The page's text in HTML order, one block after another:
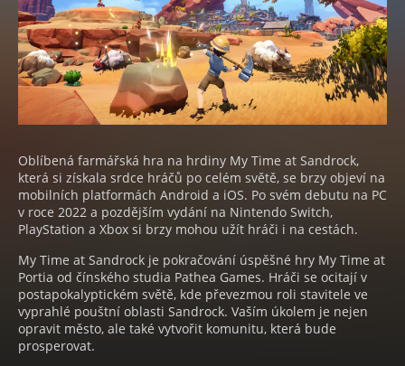
Oblíbená farmářská hra na hrdiny My Time at Sandrock,
která si získala srdce hráčů po celém světě, se brzy objeví na
mobilních platformách Android a iOS. Po svém debutu na PC
v roce 2022 a pozdějším vydání na Nintendo Switch,
PlayStation a Xbox si brzy mohou užít hráči i na cestách.
My Time at Sandrock je pokračování úspěšné hry My Time at
Portia od čínského studia Pathea Games. Hráči se ocitají v
postapokalyptickém světě, kde převezmou roli stavitele ve
vyprahlé pouštní oblasti Sandrock. Vaším úkolem je nejen
opravit město, ale také vytvořit komunitu, která bude
prosperovat.